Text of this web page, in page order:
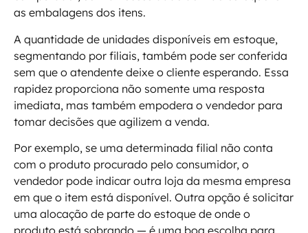
as embalagens dos itens.
A quantidade de unidades disponíveis em estoque,
segmentando por filiais, também pode ser conferida
sem que o atendente deixe o cliente esperando. Essa
rapidez proporciona não somente uma resposta
imediata, mas também empodera o vendedor para
tomar decisões que agilizem a venda.
Por exemplo, se uma determinada filial não conta
com o produto procurado pelo consumidor, o
vendedor pode indicar outra loja da mesma empresa
em que o item está disponível. Outra opção é solicitar
uma alocação de parte do estoque de onde o